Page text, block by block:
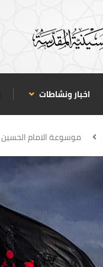
اخبار ونشاطات
موسوعة الامام الحسين